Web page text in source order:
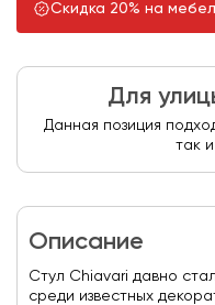
Скидка 20% на
Для
Данная позиция
так
Описание
Стул Chiavari давно
среди известных